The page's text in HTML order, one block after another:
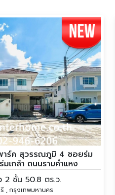
าร์ค สุวรรณภูมิ 4 ซอยร่ม
มเกล้า ถนนรามคำแหง
2 ชั้น 50.8 ตร.ว.
, กรุงเทพมหานคร